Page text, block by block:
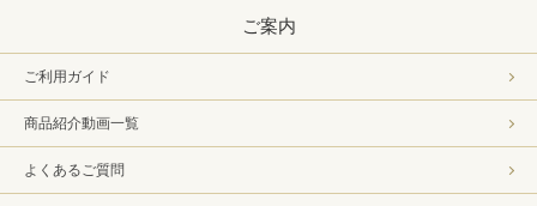
ご案内
ご利用ガイド
商品紹介動画一覧
よくあるご質問